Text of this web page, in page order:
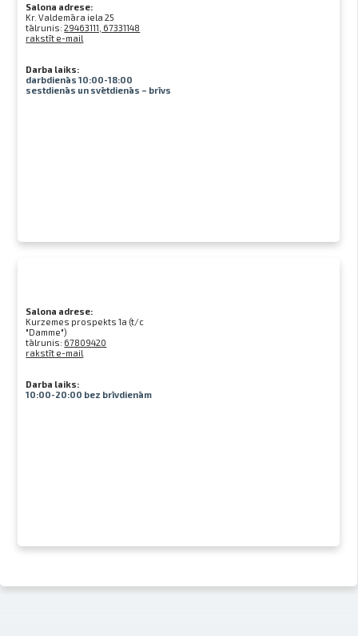
Salona adrese:
Kr. Valdemāra iela 25
tālrunis:29463111, 67331148
rakstīt e-mail
Darba laiks:
darbdienās 10:00-18:00
sestdienās un svētdienās – brīvs
Salona adrese:
Kurzemes prospekts 1a (t/c
"Damme")
tālrunis: 67809420
rakstīt e-mail
Darba laiks:
10:00-20:00 bez brīvdienām